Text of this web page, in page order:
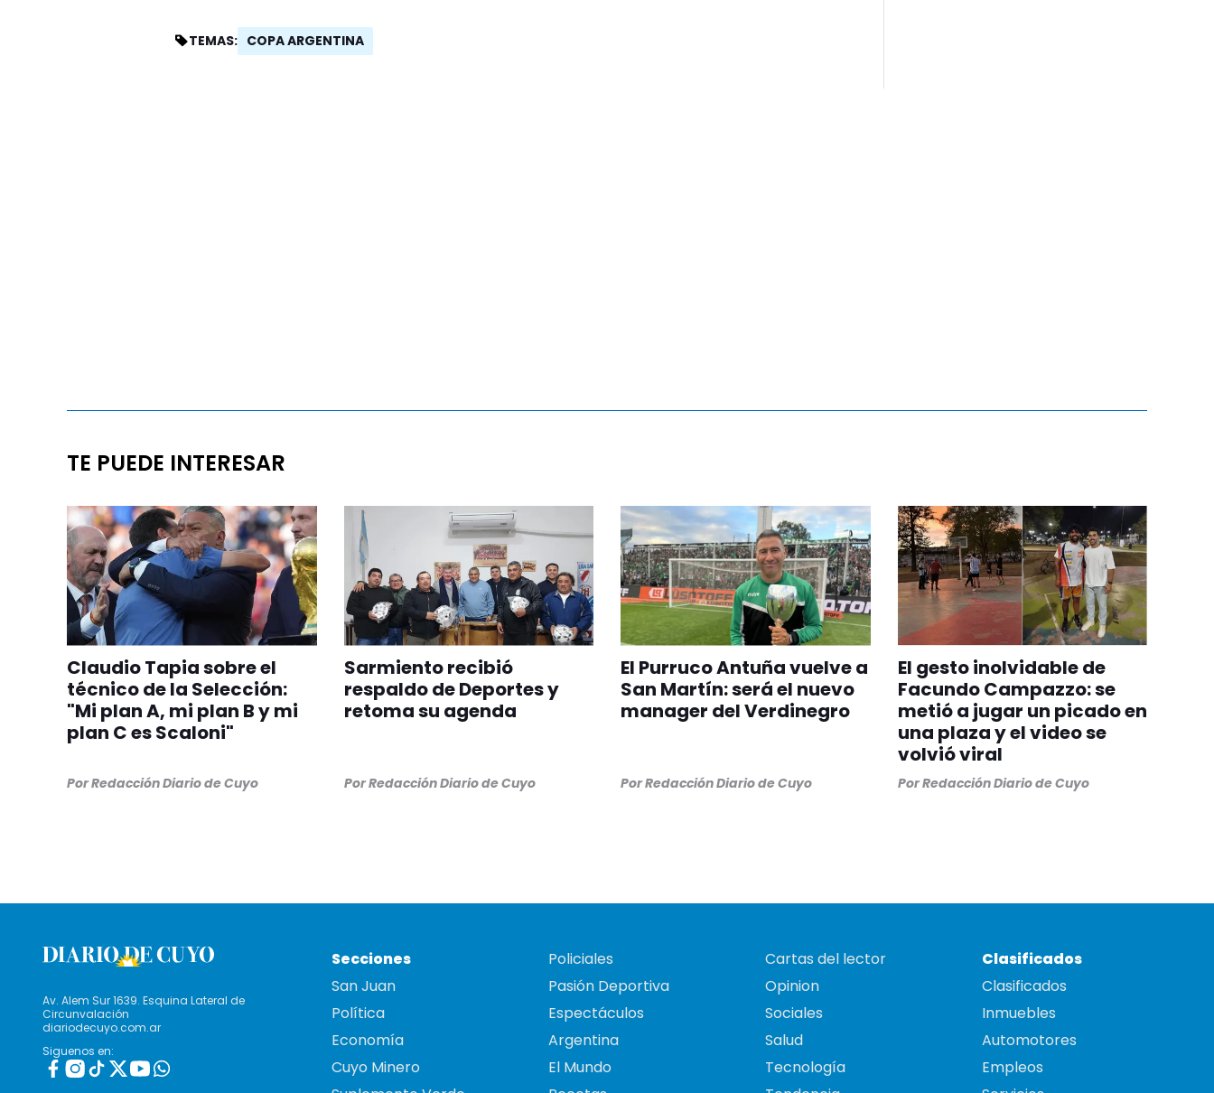
TEMAS: COPA ARGENTINA
TE PUEDE INTERESAR
Claudio Tapia sobre el
técnico de la Selección:
"Mi plan A, mi plan B y mi
plan C es Scaloni"
PorRedacción Diario de Cuyo
Sarmiento recibió
respaldo de Deportes y
retoma su agenda
PorRedacción Diario de Cuyo
El Purruco Antuña vuelve a
San Martín: será el nuevo
manager del Verdinegro
PorRedacción Diario de Cuyo
El gesto inolvidable de
Facundo Campazzo: se
metió a jugar un picado en
una plaza y el video se
volvió viral
PorRedacción Diario de Cuyo
Av. Alem Sur 1639. Esquina Lateral de
Circunvalación
diariodecuyo.com.ar
Siguenos en:
Secciones
San Juan
Política
Economía
Cuyo Minero
Policiales
Pasión Deportiva
Espectáculos
Argentina
El Mundo
Cartas del lector
Opinion
Sociales
Salud
Tecnología
Clasificados
Clasificados
Inmuebles
Automotores
Empleos